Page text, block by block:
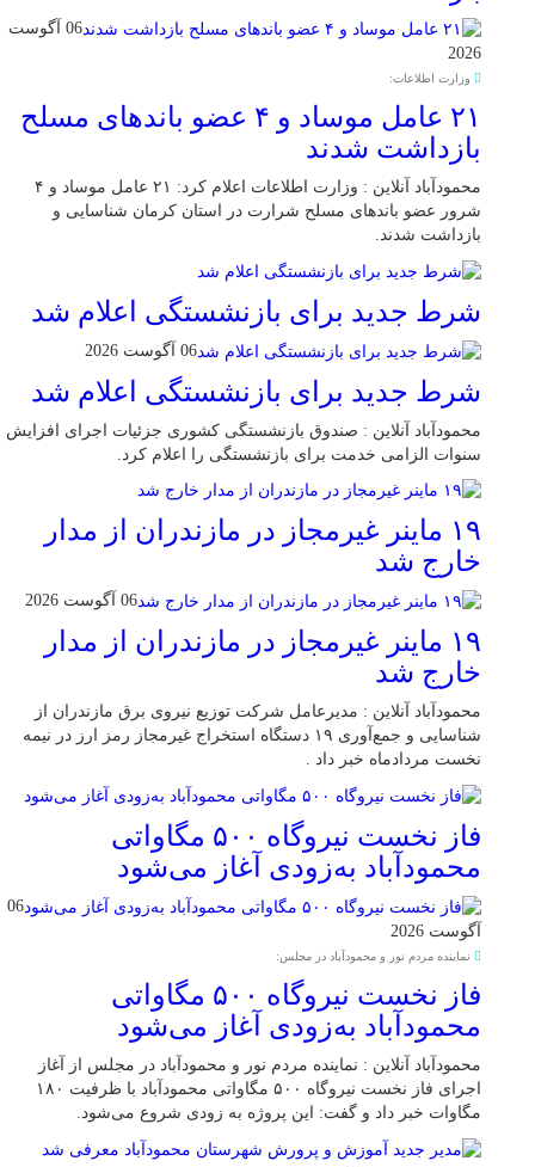
06 آگوست
2026
وزارت اطلاعات:
۲۱ عامل موساد و ۴ عضو باند‌های مسلح
بازداشت شدند
محمودآباد آنلاین : وزارت اطلاعات اعلام کرد: ۲۱ عامل موساد و ۴
شرور عضو باند‌های مسلح شرارت در استان کرمان شناسایی و
بازداشت شدند.
شرط جدید برای بازنشستگی اعلام شد
06 آگوست 2026
شرط جدید برای بازنشستگی اعلام شد
محمودآباد آنلاین : صندوق بازنشستگی کشوری جزئیات اجرای افزایش
سنوات الزامی خدمت برای بازنشستگی را اعلام کرد.
۱۹ ماینر غیرمجاز در مازندران از مدار
خارج شد
06 آگوست 2026
۱۹ ماینر غیرمجاز در مازندران از مدار
خارج شد
محمودآباد آنلاین : مدیرعامل شرکت توزیع نیروی برق مازندران از
شناسایی و جمع‌آوری ۱۹ دستگاه استخراج غیرمجاز رمز ارز در نیمه
نخست مردادماه خبر داد .
فاز نخست نیروگاه ۵۰۰ مگاواتی
محمودآباد به‌زودی آغاز می‌شود
06
آگوست 2026
نماینده مردم نور و محمودآباد در مجلس:
فاز نخست نیروگاه ۵۰۰ مگاواتی
محمودآباد به‌زودی آغاز می‌شود
محمودآباد آنلاین : نماینده مردم نور و محمودآباد در مجلس از آغاز
اجرای فاز نخست نیروگاه ۵۰۰ مگاواتی محمودآباد با ظرفیت ۱۸۰
مگاوات خبر داد و گفت: این پروژه به زودی شروع می‌شود.